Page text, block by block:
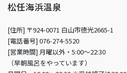
松任海浜温泉
[住所] 〒924-0071 白山市徳光2665-1
[電話番号] 076-274-5520
[営業時間] 月曜以外・5:00～22:30
（早朝風呂をやっています）